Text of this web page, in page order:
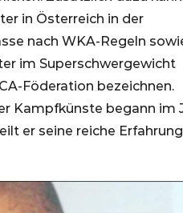
in Österreich in der
nach WKA-Regeln
im Superschwergewicht
Föderation bezeichnen.
Kampfkünste begann im
er seine reiche